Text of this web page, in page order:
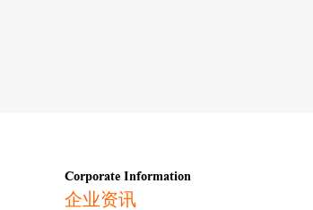
Corporate Information
企业资讯